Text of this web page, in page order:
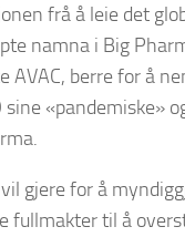
frå å leie det
namna i Big
AVAC, berre for å
«pandemiske»
gjere for å
fullmakter til å